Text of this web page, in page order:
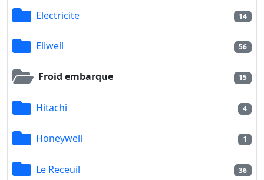
Electricite 14
Eliwell 56
Froid embarque 15
Hitachi 4
Honeywell 1
Le Receuil 36